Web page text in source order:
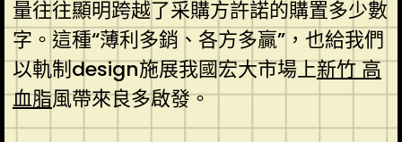
量往往顯明跨越了采購方許諾的購置多少數
字。這種“薄利多銷、各方多贏”，也給我們
以軌制design施展我國宏大市場上新竹 高
血脂風帶來良多啟發。